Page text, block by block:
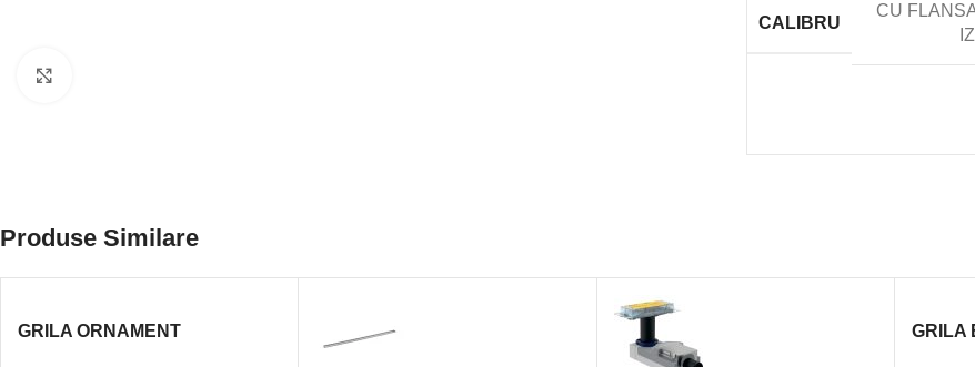
CALIBRU
CU
Produse Similare
GRILA ORNAMENT
GRILA